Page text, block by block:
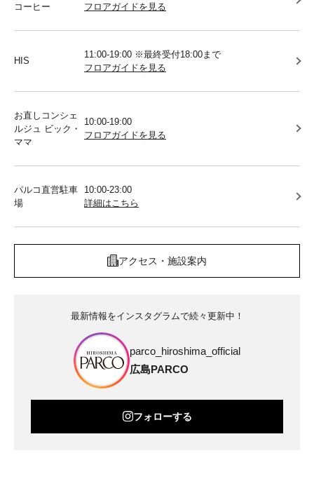
コーヒー
フロアガイドを見る
HIS
11:00-19:00 ※最終受付18:00まで
フロアガイドを見る
お直しコンシェ
ルジュ ビック・
ママ
10:00-19:00
フロアガイドを見る
パルコ直営駐車
場
10:00-23:00
詳細はこちら
アクセス・施設案内
最新情報をインスタグラムで続々更新中！
parco_hiroshima_official
広島PARCO
フォローする